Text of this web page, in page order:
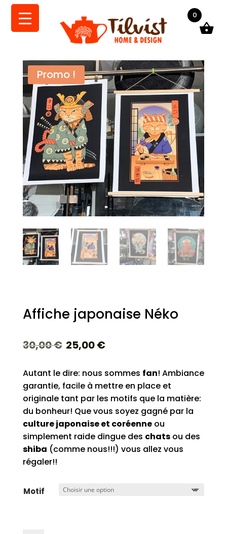
Promo !
Affiche japonaise Néko
30,00€ 25,00€
Autant le dire: nous sommes fan! Ambiance
garantie, facile à mettre en place et
originale tant par les motifs que la matière:
du bonheur! Que vous soyez gagné par la
culture japonaise et coréenneou
simplement raide dingue des chatsou des
shiba (comme nous!!!) vous allez vous
régaler!!
Motif
0